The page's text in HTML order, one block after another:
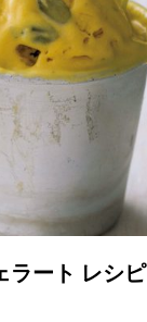
ラート レシ